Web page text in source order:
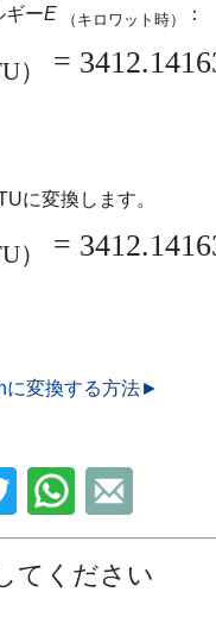
ギーE （キロワット時） ：
） =
に変換します。
）
=
に変換する方法►
てください